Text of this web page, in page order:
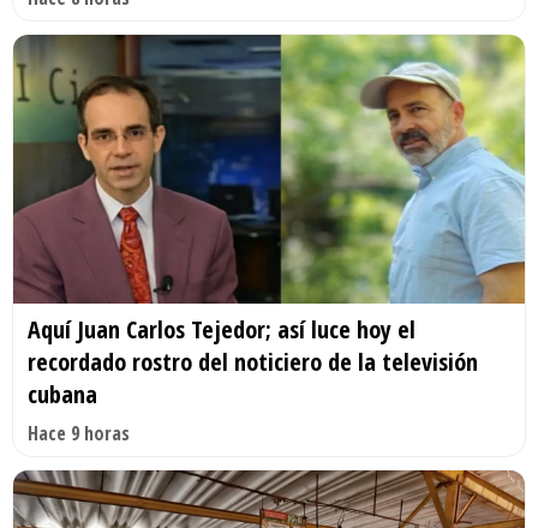
Aquí Juan Carlos Tejedor; así luce hoy el
recordado rostro del noticiero de la televisión
cubana
Hace 9 horas